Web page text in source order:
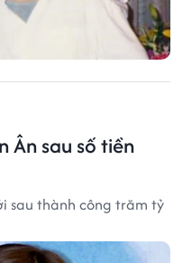
Ân sau số tiền
sau thành công trăm tỷ